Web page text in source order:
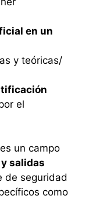
en un
y teóricas/
el
un campo
salidas
de seguridad
como